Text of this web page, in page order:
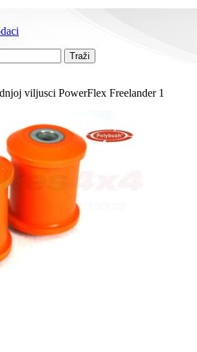
Traži
viljusci PowerFlex Freelander 1